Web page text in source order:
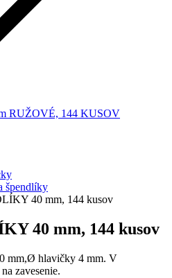
RUŽOVÉ, 144 KUSOV
špendlíky
40 mm, 144 kusov
40 mm, 144 kusov
mm,Ø hlavičky 4 mm. V
zavesenie.